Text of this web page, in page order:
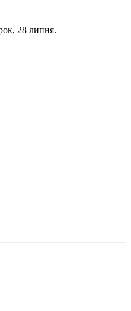
28 липня.